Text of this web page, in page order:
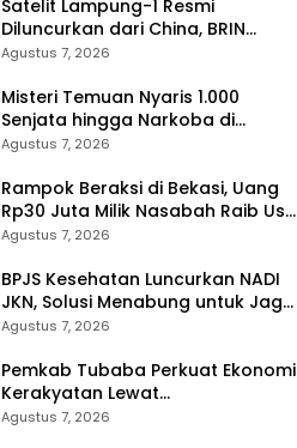
Satelit Lampung-1 Resmi
Diluncurkan dari China, BRIN
Pastikan Keamanan Data
Agustus 7, 2026
Misteri Temuan Nyaris 1.000
Senjata hingga Narkoba di
Sekolah Jaksel, Polisi Masih Selidiki
Agustus 7, 2026
Rampok Beraksi di Bekasi, Uang
Rp30 Juta Milik Nasabah Raib Usai
Ambil dari Bank
Agustus 7, 2026
BPJS Kesehatan Luncurkan NADI
JKN, Solusi Menabung untuk Jaga
Kepesertaan Tetap Aktif
Agustus 7, 2026
Pemkab Tubaba Perkuat Ekonomi
Kerakyatan Lewat
Pengembangan Peternakan dan
Agustus 7, 2026